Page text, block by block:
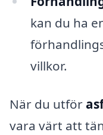
kan du ha
villkor.
När du utför
vara värt att